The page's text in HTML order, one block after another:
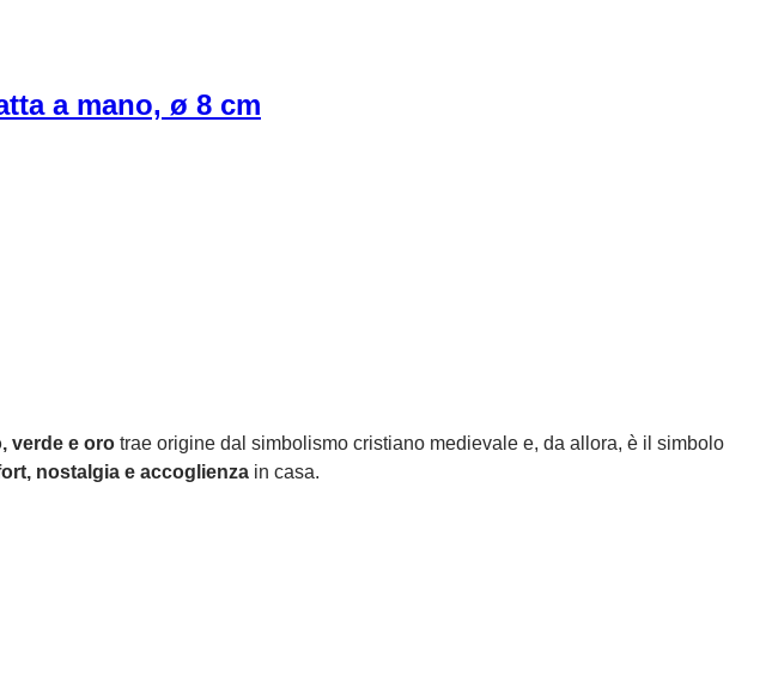
a mano, ø 8 cm
verde e oro trae origine dal simbolismo cristiano medievale e, da allora, è il simbolo
nostalgia e accoglienza in casa.